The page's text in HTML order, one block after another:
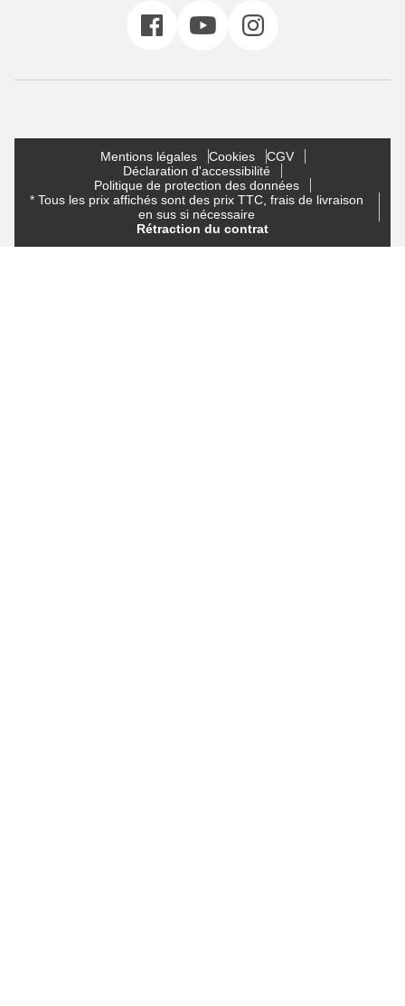
Mentions légales Cookies
CGV
Déclaration d'accessibilité
Politique de protection des données
* Tous les prix affichés sont des prix TTC, frais de livraison
en sus si nécessaire
Rétraction du contrat